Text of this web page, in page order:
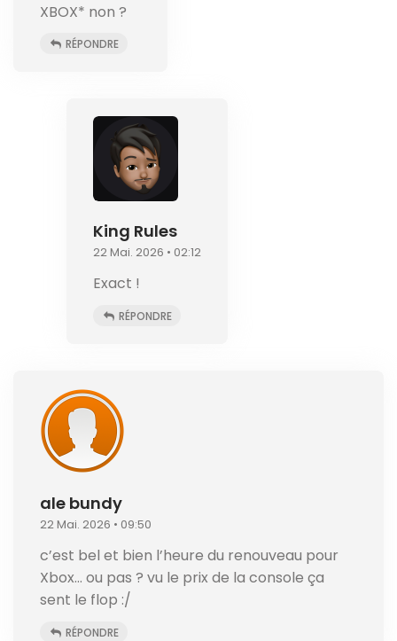
XBOX* non ?
RÉPONDRE
King Rules
22 Mai. 2026 • 02:12
Exact !
RÉPONDRE
ale bundy
22 Mai. 2026 • 09:50
c’est bel et bien l’heure du renouveau pour
Xbox… ou pas ? vu le prix de la console ça
sent le flop :/
RÉPONDRE